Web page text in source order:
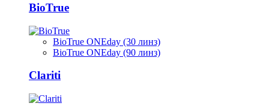
BioTrue
BioTrue ONEday (30 линз)
BioTrue ONEday (90 линз)
Clariti